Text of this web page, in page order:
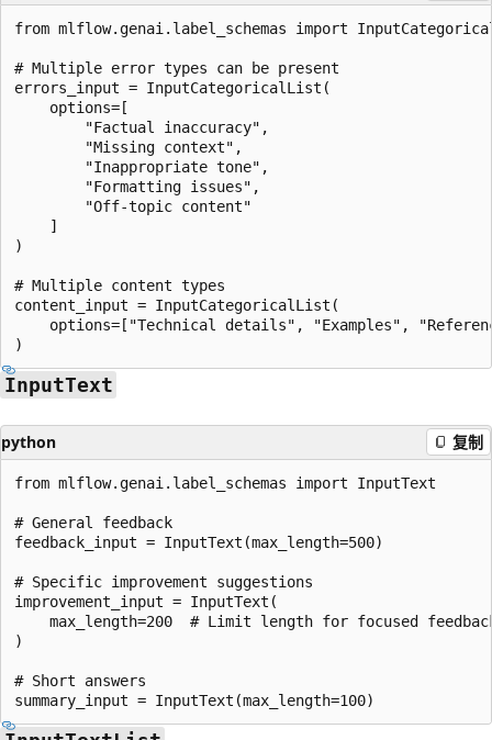
from mlflow.genai.label_schemas import
# Multiple error types can be present
errors_input = InputCategoricalList(
    options=[
        "Factual inaccuracy",
        "Missing context",
        "Inappropriate tone",
        "Formatting issues",
        "Off-topic content"
    ]
)
# Multiple content types
content_input = InputCategoricalList(
options=["Technical details", "Examples",
InputText
python 复制
from mlflow.genai.label_schemas import InputText
# General feedback
feedback_input = InputText(max_length=500)
# Specific improvement suggestions
improvement_input = InputText(
max_length=200  # Limit length for focused
)
# Short answers